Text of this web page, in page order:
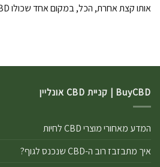
אותו קצת אחרת, הכל, במקום אחד שכולו CBD.
BuyCBD | קניית CBD אונליין
המדע מאחורי מוצרי CBD לחיות
איך מתבזבז רוב ה-CBD שנכנס לגוף?